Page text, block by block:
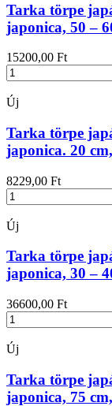
Tarka törpe
japonica, 50 –
15200,00 Ft
Új
Tarka törpe
japonica. 20
8229,00 Ft
Új
Tarka törpe
japonica, 30 –
36600,00 Ft
Új
Tarka törpe
japonica, 75